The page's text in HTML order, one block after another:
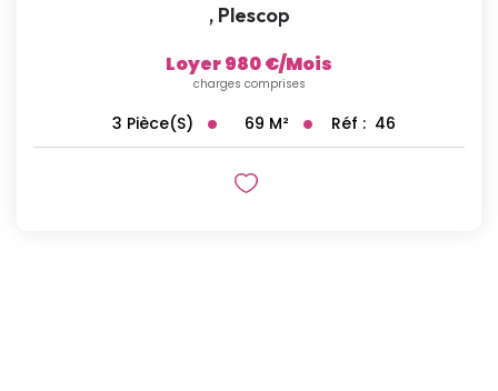
, Plescop
Loyer 980 €/mois
charges comprises
3 Pièce(s) 69 M² Réf : 46